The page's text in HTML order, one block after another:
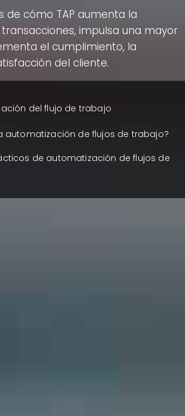
de cómo TAP aumenta la
impulsa una mayor
el cumplimiento, la
del cliente.
del flujo de trabajo
automatización de flujos de trabajo?
de automatización de flujos de